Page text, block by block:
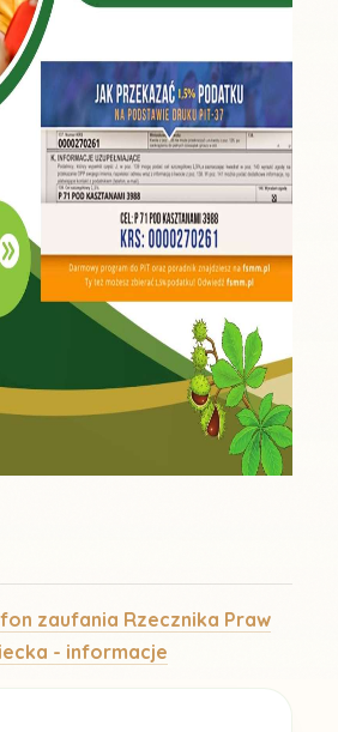
zaufania Rzecznika Praw
- informacje